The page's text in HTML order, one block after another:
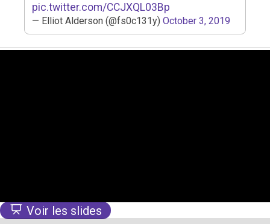
pic.twitter.com/CCJXQL03Bp
— Elliot Alderson (@fs0c131y) October 3, 2019
Voir les slides